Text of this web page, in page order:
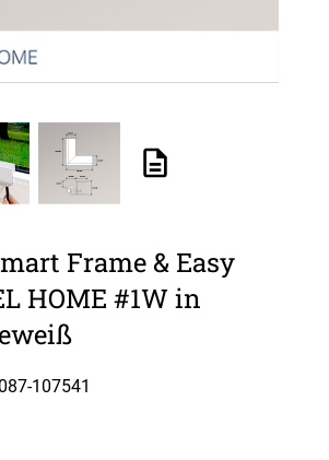
Frame & Easy
HOME #1W in
107541